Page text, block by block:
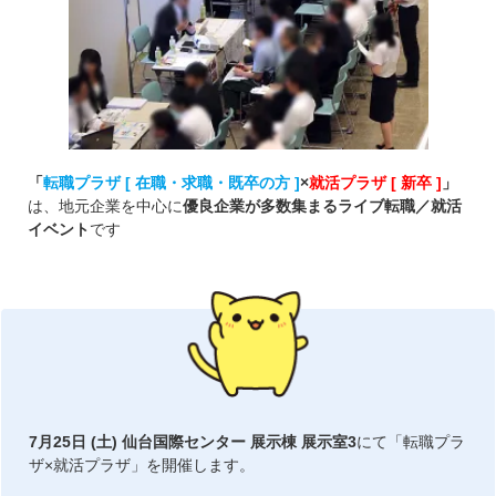
「転職プラザ [ 在職・求職・既卒の方 ]×就活プラザ [ 新卒 ] 」
は、地元企業を中心に優良企業が多数集まるライブ転職／就活
イベントです
7月25日 (土) 仙台国際センター 展示棟 展示室3にて「転職プラ
ザ×就活プラザ」を開催します。